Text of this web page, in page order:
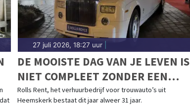
27 juli 2026, 18:27 uur|
DE MOOISTE DAG VAN JE LEVEN IS
NIET COMPLEET ZONDER EEN
MOOIE TROUWAUTO
Rolls Rent, het verhuurbedrijf voor trouwauto’s uit
Heemskerk bestaat dit jaar alweer 31 jaar.